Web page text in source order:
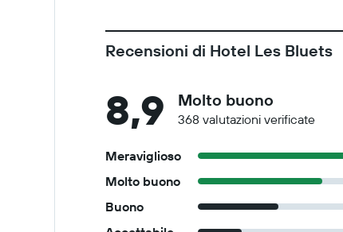
Recensioni di Hotel Les Bluets
8,9 Molto buono
368 valutazioni verificate
Meraviglioso
Molto buono
Buono